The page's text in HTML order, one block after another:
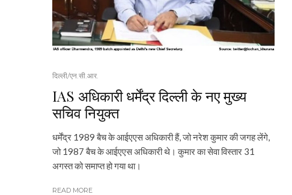
दिल्ली/एन.सी.आर.
IAS अधिकारी धर्मेंद्र दिल्ली के नए मुख्य
सचिव नियुक्त
धर्मेंद्र 1989 बैच के आईएएस अधिकारी हैं, जो नरेश कुमार की जगह लेंगे,
जो 1987 बैच के आईएएस अधिकारी थे। कुमार का सेवा विस्तार 31
अगस्त को समाप्त हो गया था।
READ MORE